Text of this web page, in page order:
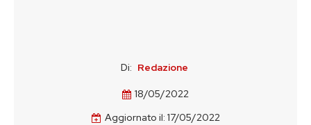
Di: Redazione
18/05/2022
Aggiornato il: 17/05/2022